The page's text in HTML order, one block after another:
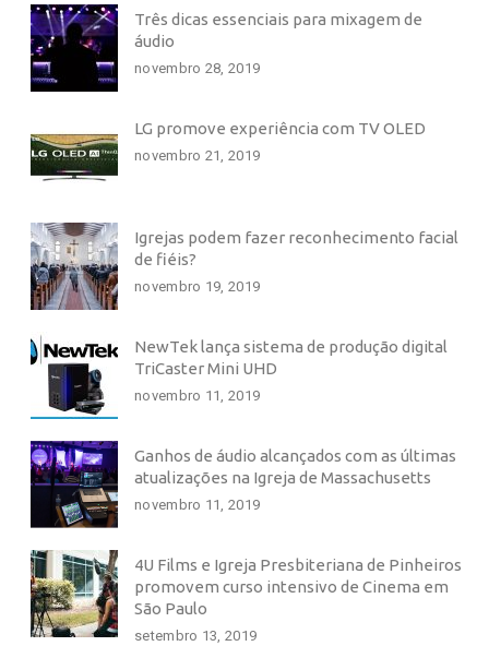
Três dicas essenciais para mixagem de
áudio
novembro 28, 2019
LG promove experiência com TV OLED
novembro 21, 2019
Igrejas podem fazer reconhecimento facial
de fiéis?
novembro 19, 2019
NewTek lança sistema de produção digital
TriCaster Mini UHD
novembro 11, 2019
Ganhos de áudio alcançados com as últimas
atualizações na Igreja de Massachusetts
novembro 11, 2019
4U Films e Igreja Presbiteriana de Pinheiros
promovem curso intensivo de Cinema em
São Paulo
setembro 13, 2019